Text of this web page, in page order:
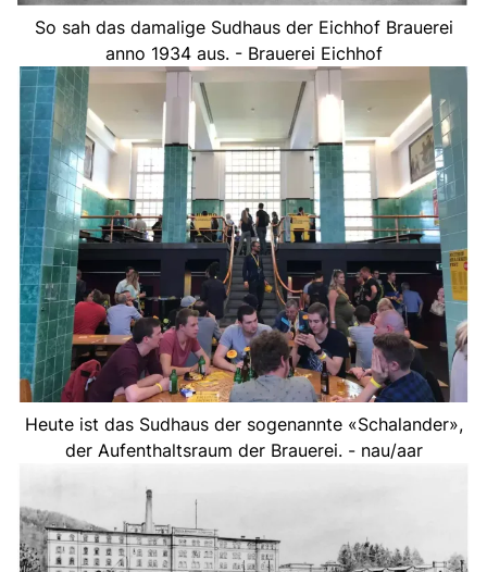
So sah das damalige Sudhaus der Eichhof Brauerei
anno 1934 aus. - Brauerei Eichhof
Heute ist das Sudhaus der sogenannte «Schalander»,
der Aufenthaltsraum der Brauerei. - nau/aar